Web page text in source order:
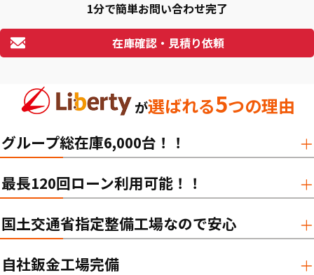
1分で簡単お問い合わせ完了
在庫確認・見積り依頼
が選ばれる5つの理由
グループ総在庫6,000台！！
最長120回ローン利用可能！！
国土交通省指定整備工場なので安心
自社鈑金工場完備